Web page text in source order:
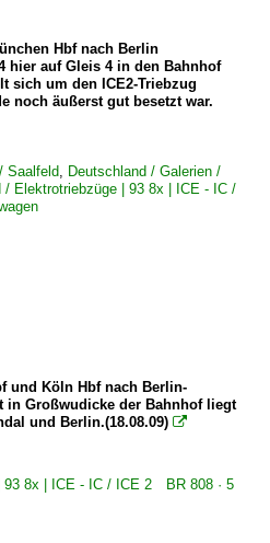
Hbf nach Berlin
hier auf Gleis 4 in den Bahnhof
sich um den ICE2-Triebzug
noch äußerst gut besetzt war.
Saalfeld, Deutschland / Galerien /
/ Elektrotriebzüge | 93 8x | ICE - IC /
und Köln Hbf nach Berlin-
in Großwudicke der Bahnhof liegt
und Berlin.(18.08.09) 
93 8x | ICE - IC / ICE 2 BR 808 · 5